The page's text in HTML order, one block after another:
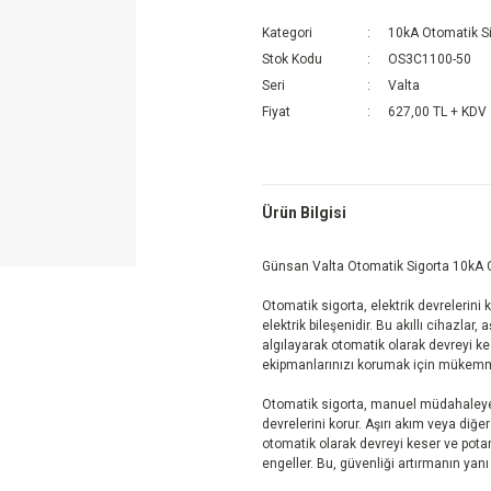
Kategori
10kA Otomatik
Stok Kodu
OS3C1100-50
Seri
Valta
Fiyat
627,00 TL + KDV
Ürün Bilgisi
Günsan Valta Otomatik Sigorta 10kA
Otomatik sigorta, elektrik devrelerini
elektrik bileşenidir. Bu akıllı cihazlar,
algılayarak otomatik olarak devreyi
ekipmanlarınızı korumak için
Otomatik sigorta, manuel
devrelerini korur. Aşırı akım veya
otomatik olarak devreyi keser ve
engeller. Bu, güvenliği artırmanın